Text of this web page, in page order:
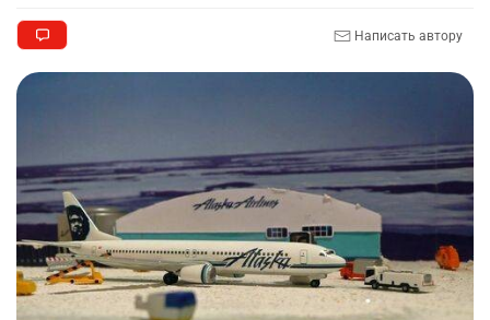
Написать автору